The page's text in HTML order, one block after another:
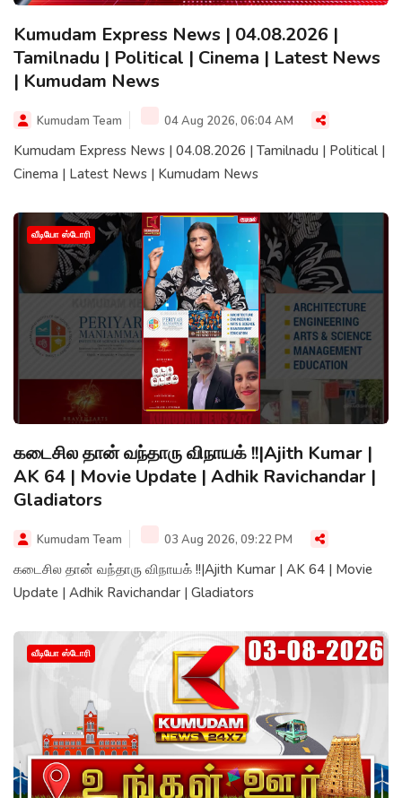
Kumudam Express News | 04.08.2026 |
Tamilnadu | Political | Cinema | Latest News
| Kumudam News
Kumudam Team 04 Aug 2026, 06:04 AM
Kumudam Express News | 04.08.2026 | Tamilnadu | Political |
Cinema | Latest News | Kumudam News
வீடியோ ஸ்டோரி
கடைசில தான் வந்தாரு விநாயக் !!|Ajith Kumar |
AK 64 | Movie Update | Adhik Ravichandar |
Gladiators
Kumudam Team 03 Aug 2026, 09:22 PM
கடைசில தான் வந்தாரு விநாயக் !!|Ajith Kumar | AK 64 | Movie
Update | Adhik Ravichandar | Gladiators
வீடியோ ஸ்டோரி